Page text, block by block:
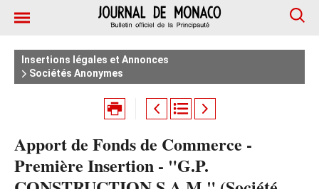
Insertions légales et Annonces
Sociétés Anonymes
Apport de Fonds de Commerce -
Première Insertion - "G.P.